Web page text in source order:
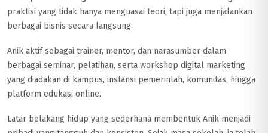
praktisi yang tidak hanya menguasai teori, tapi juga menjalankan
berbagai bisnis secara langsung.
Anik aktif sebagai trainer, mentor, dan narasumber dalam
berbagai seminar, pelatihan, serta workshop digital marketing
yang diadakan di kampus, instansi pemerintah, komunitas, hingga
platform edukasi online.
Latar belakang hidup yang sederhana membentuk Anik menjadi